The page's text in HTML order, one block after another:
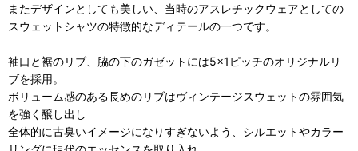
またデザインとしても美しい、当時のアスレチックウェアとしての
スウェットシャツの特徴的なディテールの一つです。
袖口と裾のリブ、脇の下のガゼットには5×1ピッチのオリジナルリ
ブを採用。
ボリューム感のある長めのリブはヴィンテージスウェットの雰囲気
を強く醸し出し
全体的に古臭いイメージになりすぎないよう、シルエットやカラー